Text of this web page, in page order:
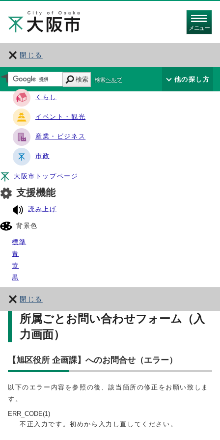
メニュー
閉じる
サイト・ナビ
くらし
イベント・観光
産業・ビジネス
市政
大阪市トップページ
支援機能
読み上げ
背景色
標準
青
黄
黒
閉じる
検索 検索ヘルプ 他の探し方
所属ごとお問い合わせフォーム（入
力画面）
【旭区役所 企画課】へのお問合せ（エラー）
以下のエラー内容を参照の後、該当箇所の修正をお願い致しま
す。
ERR_CODE(1)
不正入力です。初めから入力し直してください。